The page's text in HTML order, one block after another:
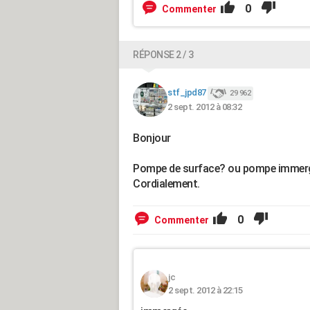
Commenter 0
RÉPONSE 2 / 3
stf_jpd87 29 962
2 sept. 2012 à 08:32
Bonjour
Pompe de surface? ou pompe
Cordialement.
Commenter 0
jc
2 sept. 2012 à 22:15